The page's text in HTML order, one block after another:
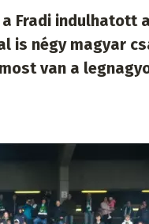
Fradi indulhatott
is négy magyar
van a